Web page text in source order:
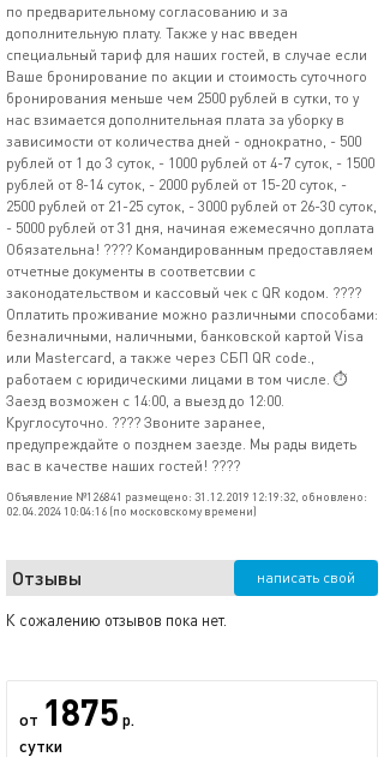
по предварительному согласованию и за
дополнительную плату. Также у нас введен
специальный тариф для наших гостей, в случае если
Ваше бронирование по акции и стоимость суточного
бронирования меньше чем 2500 рублей в сутки, то у
нас взимается дополнительная плата за уборку в
зависимости от количества дней - однократно, - 500
рублей от 1 до 3 суток, - 1000 рублей от 4-7 суток, - 1500
рублей от 8-14 суток, - 2000 рублей от 15-20 суток, -
2500 рублей от 21-25 суток, - 3000 рублей от 26-30 суток,
- 5000 рублей от 31 дня, начиная ежемесячно доплата
Обязательна! ???? Командированным предоставляем
отчетные документы в соответсвии с
законодательством и кассовый чек с QR кодом. ????
Оплатить проживание можно различными способами:
безналичными, наличными, банковской картой Visa
или Mastercard, а также через СБП QR code.,
работаем с юридическими лицами в том числе. ⏱️
Заезд возможен с 14:00, а выезд до 12:00.
Круглосуточно. ???? Звоните заранее,
предупреждайте о позднем заезде. Мы рады видеть
вас в качестве наших гостей! ????
Объявление №126841 размещено: 31.12.2019 12:19:32, обновлено:
02.04.2024 10:04:16 (по московскому времени)
Отзывы написать свой
К сожалению отзывов пока нет.
от 1875 р.
сутки